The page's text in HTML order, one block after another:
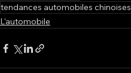
tendances automobiles chinoises
L'automobile